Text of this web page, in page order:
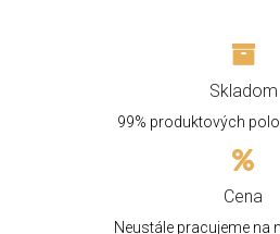
Skladom
99% produktových
Cena
Neustále pracujeme na